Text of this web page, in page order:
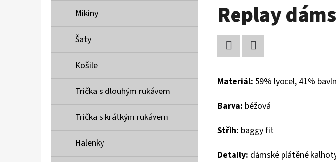
Mikiny
Šaty
Košile
Trička s dlouhým rukávem
Trička s krátkým rukávem
Halenky
Replay
Materiál: 59% lyocel, 41%
Barva: béžová
Střih: baggy fit
Detaily: dámské plátěné